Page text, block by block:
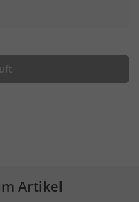
Artikel